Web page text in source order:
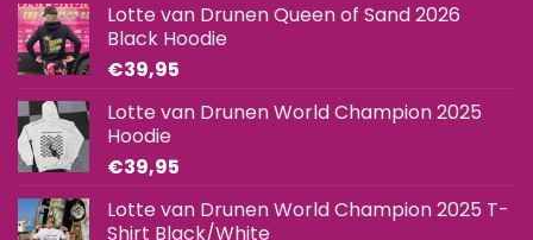
gekozen
worden
op
productpagina
Lotte van Drunen Queen of Sand 2026
Black Hoodie
€39,95
Lotte van Drunen World Champion 2025
Hoodie
€39,95
Lotte van Drunen World Champion 2025 T-
Shirt Black/White